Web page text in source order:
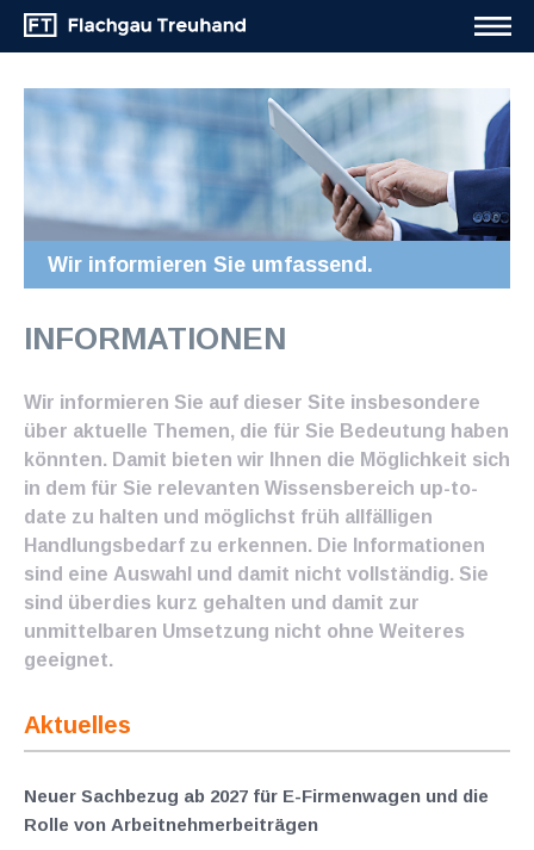
Wir informieren Sie umfassend.
INFORMATIONEN
Wir informieren Sie auf dieser Site insbesondere
über aktuelle Themen, die für Sie Bedeutung haben
könnten. Damit bieten wir Ihnen die Möglichkeit sich
in dem für Sie relevanten Wissensbereich up-to-
date zu halten und möglichst früh allfälligen
Handlungsbedarf zu erkennen. Die Informationen
sind eine Auswahl und damit nicht vollständig. Sie
sind überdies kurz gehalten und damit zur
unmittelbaren Umsetzung nicht ohne Weiteres
geeignet.
Aktuelles
Neuer Sachbezug ab 2027 für E-Firmenwagen und die
Rolle von Arbeitnehmer​­beiträgen